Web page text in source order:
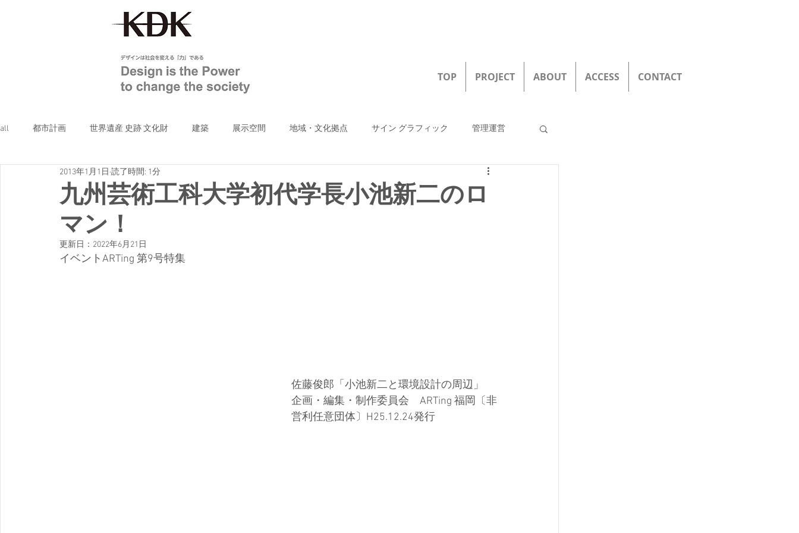
TOP PROJECT ABOUT ACCESS CONTACT
all 都市計画 世界遺産 史跡 文化財 建築 展示空間 地域・文化拠点 サイン グラフィック 管理運営
九州芸術工科大学初代学長小池新二のロ
マン！
2013年1月1日 読了時間: 1分
更新日： 2022年6月21日
イベントARTing 第9号特集
佐藤俊郎「小池新二と環境設計の周辺」
企画・編集・制作委員会　ARTing 福岡〔非
営利任意団体〕H25.12.24発行